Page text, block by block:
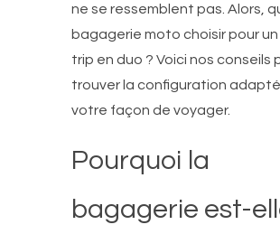
ne se ressemblent pas. Alors,
bagagerie moto choisir pour un
trip en duo ? Voici nos conseils
trouver la configuration
votre façon de voyager.
Pourquoi la
bagagerie est-